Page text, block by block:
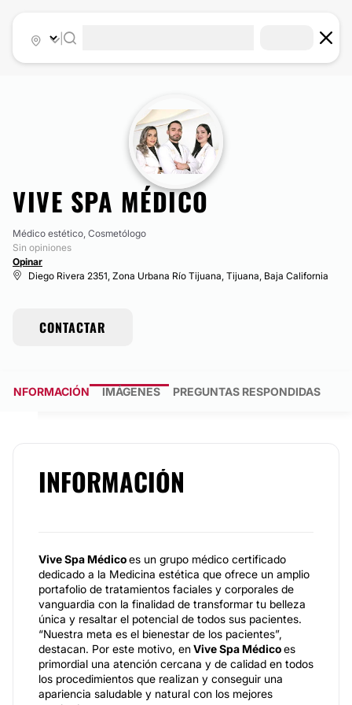
VIVE SPA MÉDICO
Médico estético, Cosmetólogo
Sin opiniones
Opinar
Diego Rivera 2351, Zona Urbana Río Tijuana, Tijuana, Baja California
CONTACTAR
INFORMACIÓN IMÁGENES PREGUNTAS RESPONDIDAS
INFORMACIÓN
Vive Spa Médicoes un grupo médico certificado
dedicado a la Medicina estética que ofrece un amplio
portafolio de tratamientos faciales y corporales de
vanguardia con la finalidad de transformar tu belleza
única y resaltar el potencial de todos sus pacientes.
“Nuestra meta es el bienestar de los pacientes”,
destacan. Por este motivo, enViveSpa Médicoes
primordial una atención cercana y de calidad en todos
los procedimientos que realizan y conseguir una
apariencia saludable y natural con los mejores